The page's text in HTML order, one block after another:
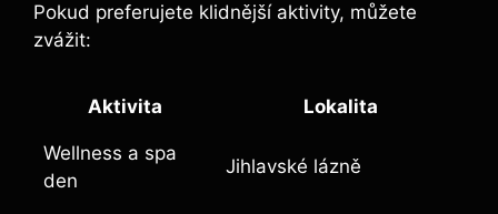
Pokud preferujete klidnější aktivity, můžete
zvážit:
Aktivita Lokalita
Wellness a spa
den
Jihlavské lázně